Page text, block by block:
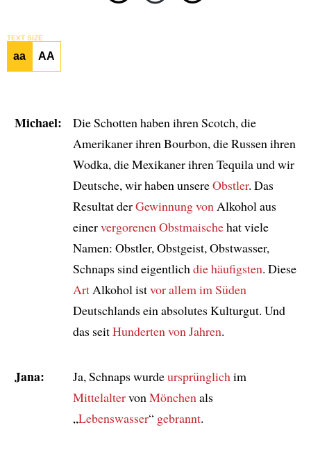
TEXT SIZE
aa AA
Michael:
Die Schotten haben ihren Scotch, die
Amerikaner ihren Bourbon, die Russen ihren
Wodka, die Mexikaner ihren Tequila und wir
Deutsche, wir haben unsereObstler. Das
Resultat derGewinnung von Alkohol aus
einervergorenen Obstmaischehat viele
Namen: Obstler, Obstgeist, Obstwasser,
Schnaps sind eigentlich die häufigsten. Diese
ArtAlkohol istvor allem im Süden
Deutschlands ein absolutes Kulturgut. Und
das seitHunderten von Jahren.
Jana: Ja, Schnaps wurdeursprünglich im
Mittelaltervon Mönchen als
„Lebenswasser“ gebrannt.